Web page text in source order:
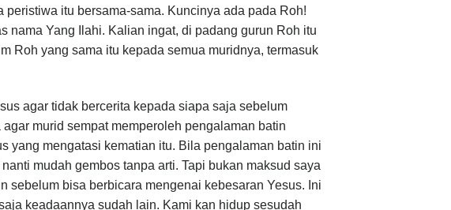
itu bersama-sama. Kuncinya ada pada Roh!
nama Yang Ilahi. Kalian ingat, di padang gurun Roh itu
Roh yang sama itu kepada semua muridnya, termasuk
agar tidak bercerita kepada siapa saja sebelum
murid sempat memperoleh pengalaman batin
yang mengatasi kematian itu. Bila pengalaman batin ini
mudah gembos tanpa arti. Tapi bukan maksud saya
sebelum bisa berbicara mengenai kebesaran Yesus. Ini
keadaannya sudah lain. Kami kan hidup sesudah